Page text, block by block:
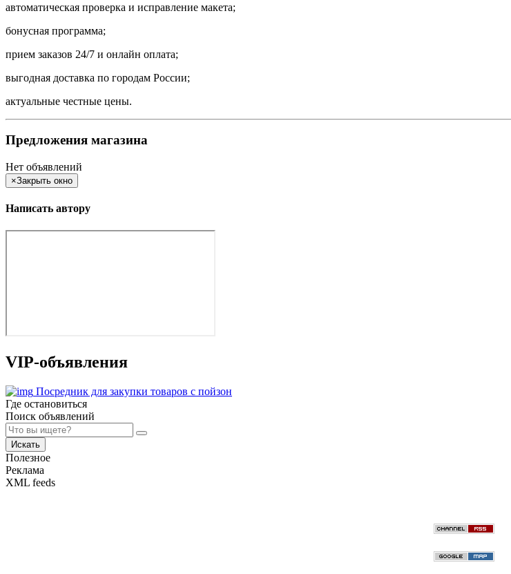
автоматическая проверка и исправление макета;
бонусная программа;
прием заказов 24/7 и онлайн оплата;
выгодная доставка по городам России;
актуальные честные цены.
Предложения магазина
Нет объявлений
×Закрыть окно
Написать автору
VIP-объявления
Посредник для закупки товаров с пойзон
Где остановиться
Поиск объявлений
Искать
Полезное
Реклама
XML feeds